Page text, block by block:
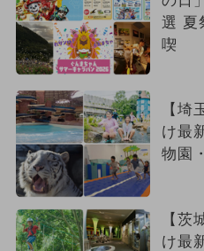
選 夏
喫
【埼
け最
物園
【茨
け最